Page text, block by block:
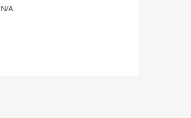
N/A